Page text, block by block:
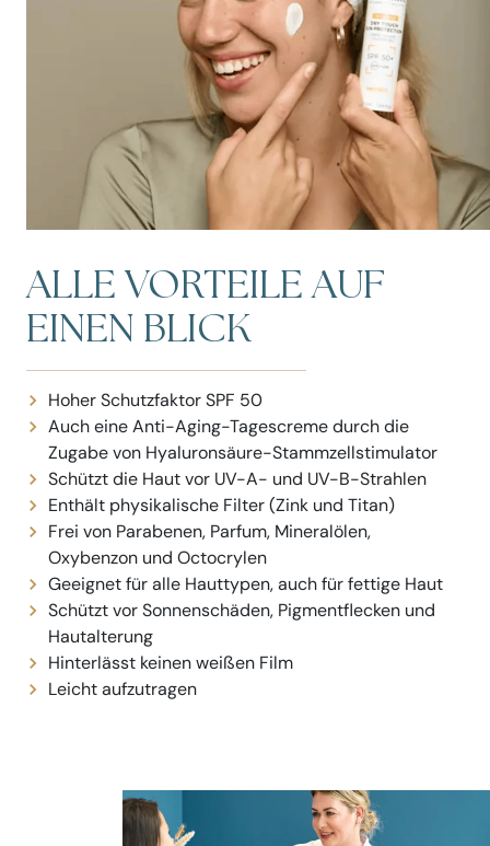
ALLE VORTEILE AUF
EINEN BLICK
Hoher Schutzfaktor SPF 50
Auch eine Anti-Aging-Tagescreme durch die
Zugabe von Hyaluronsäure-Stammzellstimulator
Schützt die Haut vor UV-A- und UV-B-Strahlen
Enthält physikalische Filter (Zink und Titan)
Frei von Parabenen, Parfum, Mineralölen,
Oxybenzon und Octocrylen
Geeignet für alle Hauttypen, auch für fettige Haut
Schützt vor Sonnenschäden, Pigmentflecken und
Hautalterung
Hinterlässt keinen weißen Film
Leicht aufzutragen